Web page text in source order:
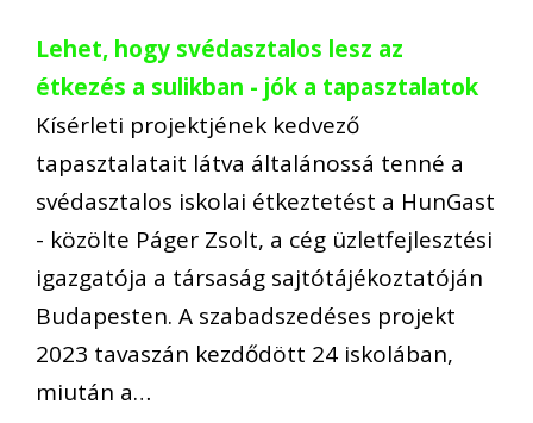
Lehet, hogy svédasztalos lesz az
étkezés a sulikban - jók a tapasztalatok
Kísérleti projektjének kedvező
tapasztalatait látva általánossá tenné a
svédasztalos iskolai étkeztetést a HunGast
- közölte Páger Zsolt, a cég üzletfejlesztési
igazgatója a társaság sajtótájékoztatóján
Budapesten. A szabadszedéses projekt
2023 tavaszán kezdődött 24 iskolában,
miután a…